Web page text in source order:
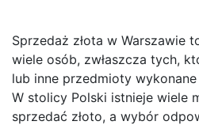
Sprzedaż złota w Warszawie
wiele osób, zwłaszcza tych,
lub inne przedmioty
W stolicy Polski istnieje wiele
sprzedać złoto, a wybór